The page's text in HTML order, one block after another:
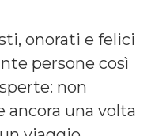
onorati e felici
persone così
non
ancora una volta